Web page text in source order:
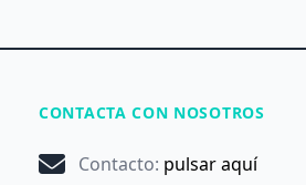
CONTACTA CON NOSOTROS
Contacto: pulsar aquí